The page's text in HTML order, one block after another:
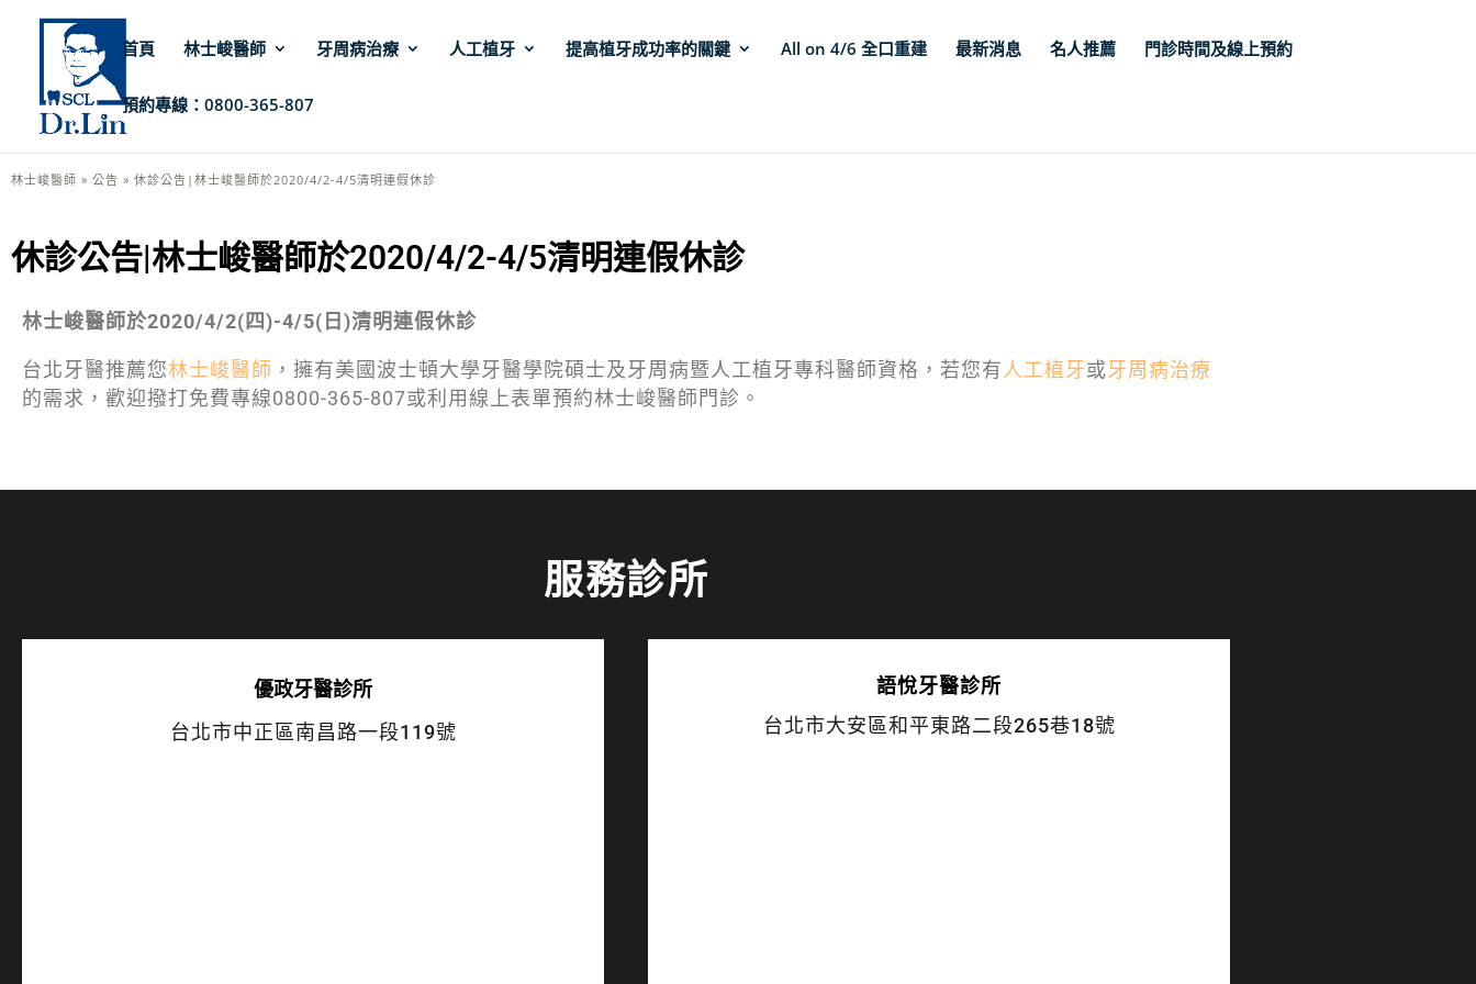
首頁 林士峻醫師 牙周病治療 人工植牙 提高植牙成功率的關鍵 All on 4/6 全口重建 最新消息 名人推薦 門診時間及線上預約
預約專線：0800-365-807
林士峻醫師 » 公告 » 休診公告|林士峻醫師於2020/4/2-4/5清明連假休診
休診公告|林士峻醫師於2020/4/2-4/5清明連假休診
林士峻醫師於2020/4/2(四)-4/5(日)清明連假休診
台北牙醫推薦您林士峻醫師 ，擁有美國波士頓大學牙醫學院碩士及牙周病暨人工植牙專科醫師資格，若您有人工植牙或牙周病治療
的需求，歡迎撥打免費專線0800-365-807或利用線上表單預約林士峻醫師門診。
服務診所
優政牙醫診所
台北市中正區南昌路一段119號
語悅牙醫診所
台北市大安區和平東路二段265巷18號